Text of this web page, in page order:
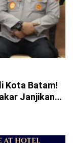
Kota Batam!
Janjikan